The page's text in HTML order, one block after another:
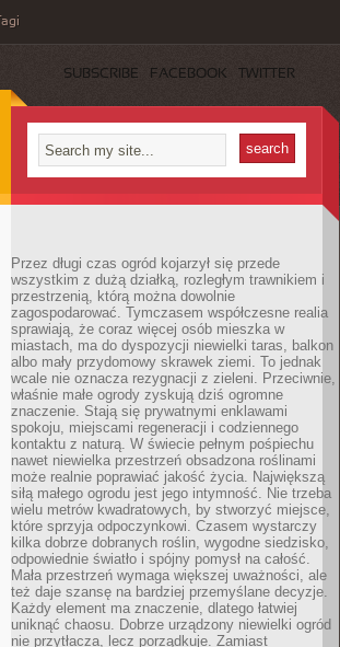
Tagi
SUBSCRIBE FACEBOOK TWITTER
Przez długi czas ogród kojarzył się przede
wszystkim z dużą działką, rozległym trawnikiem i
przestrzenią, którą można dowolnie
zagospodarować. Tymczasem współczesne realia
sprawiają, że coraz więcej osób mieszka w
miastach, ma do dyspozycji niewielki taras, balkon
albo mały przydomowy skrawek ziemi. To jednak
wcale nie oznacza rezygnacji z zieleni. Przeciwnie,
właśnie małe ogrody zyskują dziś ogromne
znaczenie. Stają się prywatnymi enklawami
spokoju, miejscami regeneracji i codziennego
kontaktu z naturą. W świecie pełnym pośpiechu
nawet niewielka przestrzeń obsadzona roślinami
może realnie poprawiać jakość życia. Największą
siłą małego ogrodu jest jego intymność. Nie trzeba
wielu metrów kwadratowych, by stworzyć miejsce,
które sprzyja odpoczynkowi. Czasem wystarczy
kilka dobrze dobranych roślin, wygodne siedzisko,
odpowiednie światło i spójny pomysł na całość.
Mała przestrzeń wymaga większej uważności, ale
też daje szansę na bardziej przemyślane decyzje.
Każdy element ma znaczenie, dlatego łatwiej
uniknąć chaosu. Dobrze urządzony niewielki ogród
nie przytłacza, lecz porządkuje. Zamiast